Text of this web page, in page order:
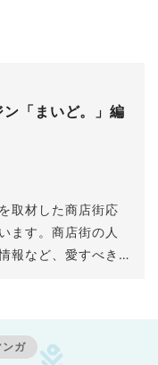
「まいど。」編
取材した商店街応
ます。商店街の人
報など、愛すべき
ンガ